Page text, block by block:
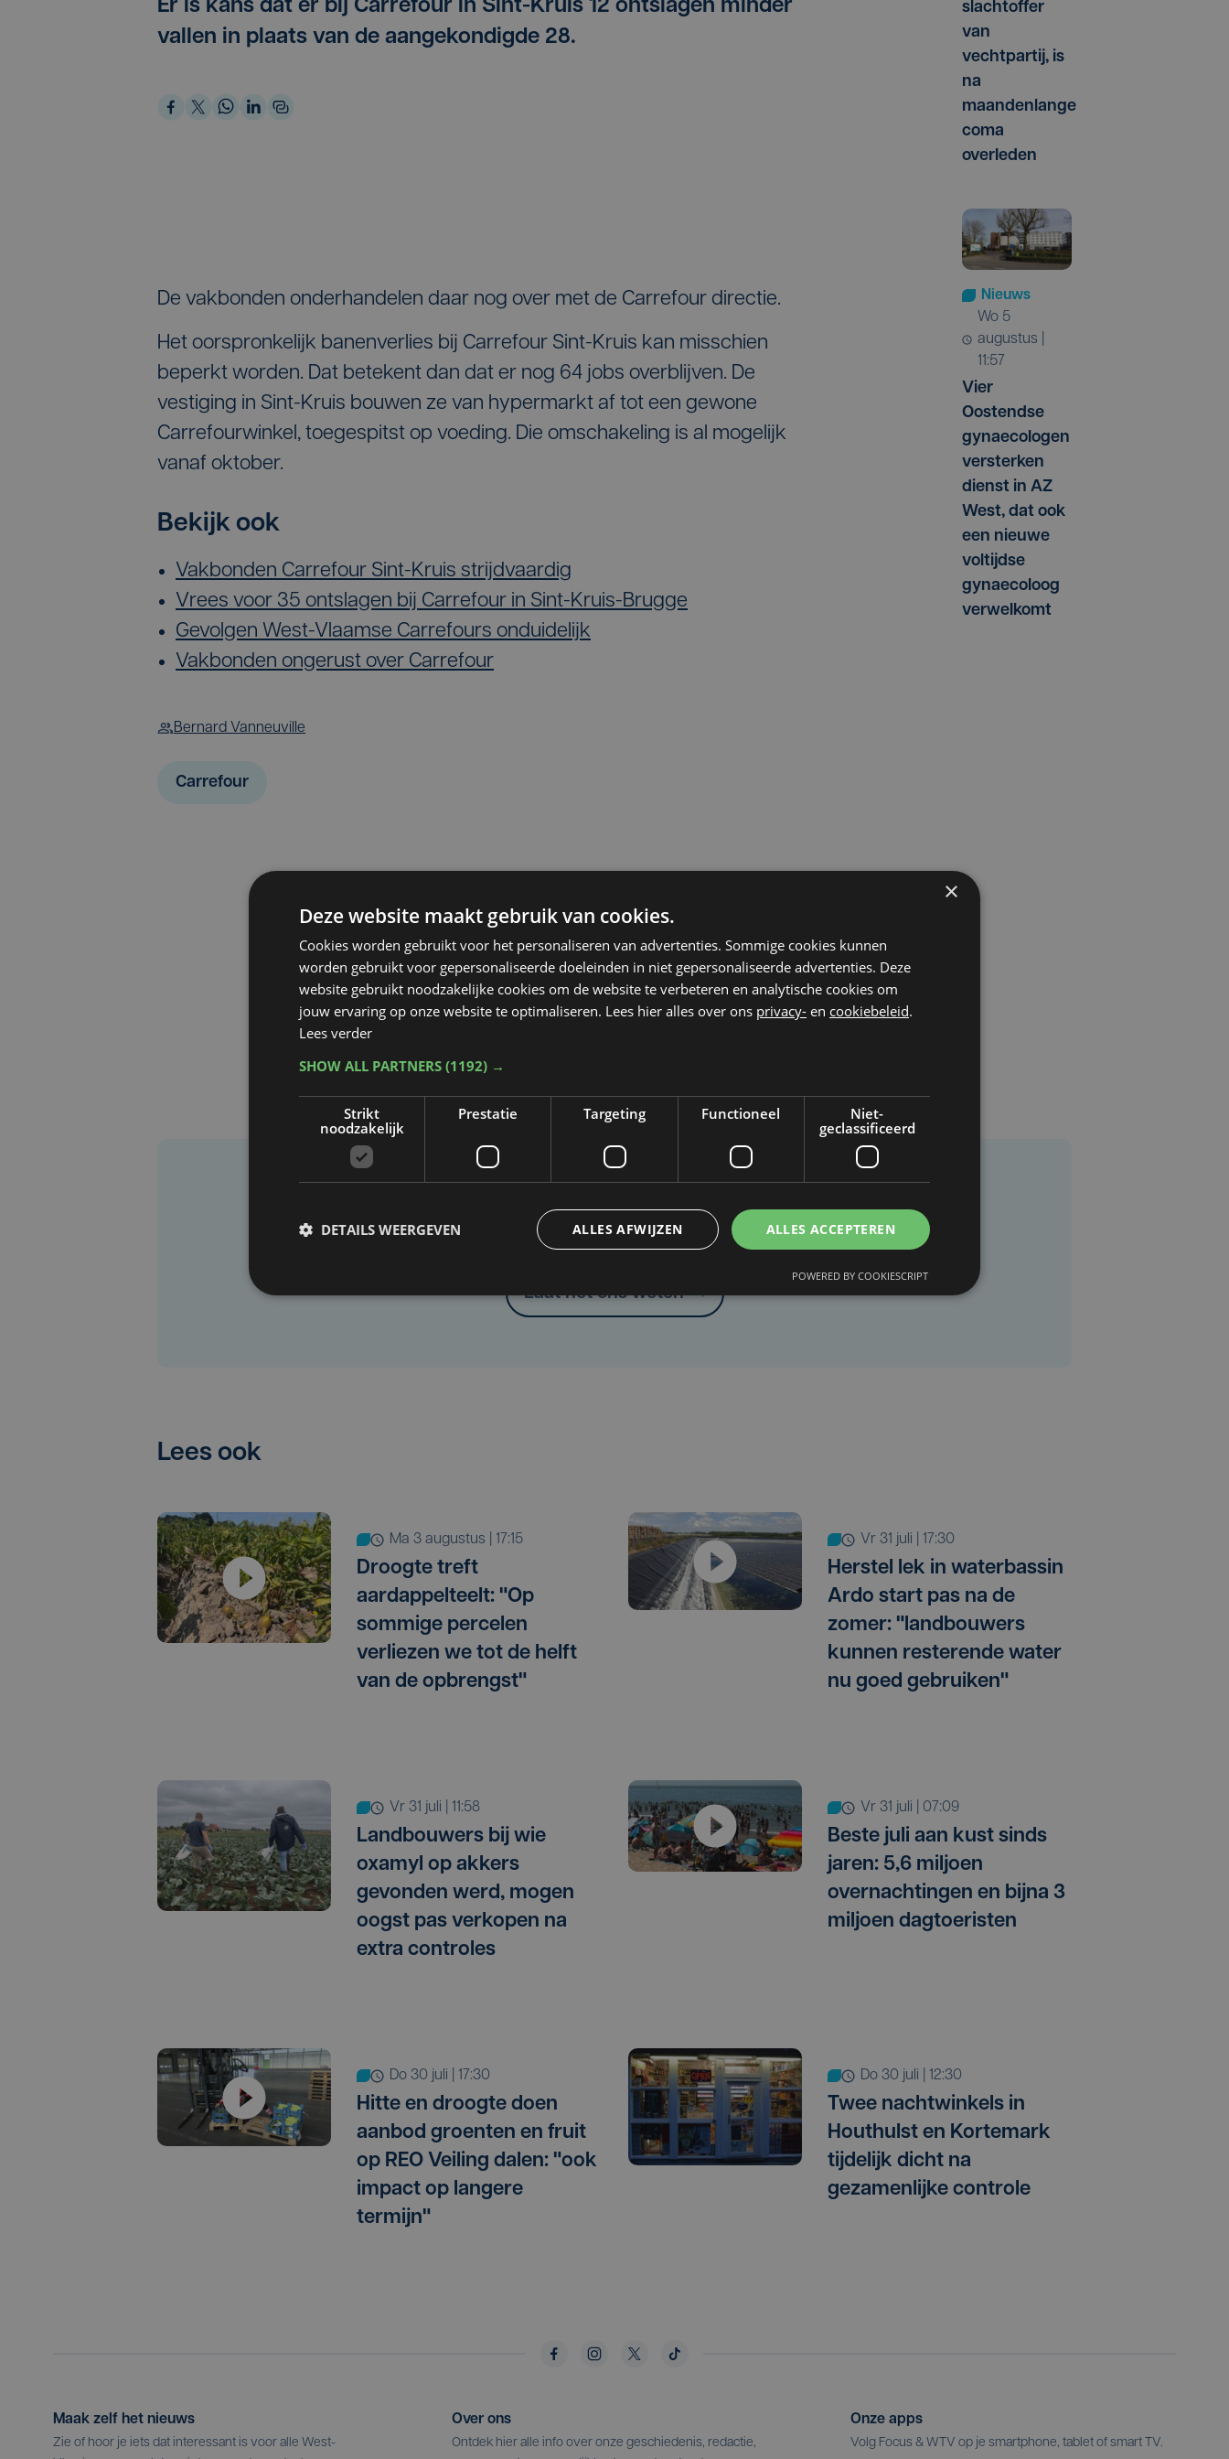
Er is kans dat er bij Carrefour in Sint-Kruis 12 ontslagen minder
vallen in plaats van de aangekondigde 28.
De vakbonden onderhandelen daar nog over met de Carrefour directie.
Het oorspronkelijk banenverlies bij Carrefour Sint-Kruis kan misschien
beperkt worden. Dat betekent dan dat er nog 64 jobs overblijven. De
vestiging in Sint-Kruis bouwen ze van hypermarkt af tot een gewone
Carrefourwinkel, toegespitst op voeding. Die omschakeling is al mogelijk
vanaf oktober.
Bekijk ook
Vakbonden Carrefour Sint-Kruis strijdvaardig
Vrees voor 35 ontslagen bij Carrefour in Sint-Kruis-Brugge
Gevolgen West-Vlaamse Carrefours onduidelijk
Vakbonden ongerust over Carrefour
Bernard Vanneuville
Carrefour
slachtoffer
van
vechtpartij, is
na
maandenlange
coma
overleden
Nieuws
wo 5
augustus |
11:57
Vier
Oostendse
gynaecologen
versterken
dienst in AZ
West, dat ook
een nieuwe
voltijdse
gynaecoloog
verwelkomt
Heb je een taal- of schrijffout opgemerkt in dit artikel?
Laat het ons weten
Lees ook
ma 3 augustus | 17:15
Droogte treft
aardappelteelt: "Op
sommige percelen
verliezen we tot de helft
van de opbrengst"
vr 31 juli | 17:30
Herstel lek in waterbassin
Ardo start pas na de
zomer: "landbouwers
kunnen resterende water
nu goed gebruiken"
vr 31 juli | 11:58
Landbouwers bij wie
oxamyl op akkers
gevonden werd, mogen
oogst pas verkopen na
extra controles
vr 31 juli | 07:09
Beste juli aan kust sinds
jaren: 5,6 miljoen
overnachtingen en bijna 3
miljoen dagtoeristen
do 30 juli | 17:30
Hitte en droogte doen
aanbod groenten en fruit
op REO Veiling dalen: "ook
impact op langere
termijn"
do 30 juli | 12:30
Twee nachtwinkels in
Houthulst en Kortemark
tijdelijk dicht na
gezamenlijke controle
Maak zelf het nieuws
Zie of hoor je iets dat interessant is voor alle West-
Over ons
Ontdek hier alle info over onze geschiedenis, redactie,
Onze apps
Volg Focus & WTV op je smartphone, tablet of smart TV.
×
Deze website maakt gebruik van cookies.
Cookies worden gebruikt voor het personaliseren van advertenties. Sommige cookies kunnen
worden gebruikt voor gepersonaliseerde doeleinden in niet gepersonaliseerde advertenties. Deze
website gebruikt noodzakelijke cookies om de website te verbeteren en analytische cookies om
jouw ervaring op onze website te optimaliseren. Lees hier alles over ons privacy- en cookiebeleid.
Lees verder
SHOW ALL PARTNERS (1192) →
Strikt
noodzakelijk
Prestatie Targeting Functioneel
Niet-
geclassificeerd
ALLES ACCEPTEREN
ALLES AFWIJZEN
DETAILS WEERGEVEN
POWERED BY COOKIESCRIPT